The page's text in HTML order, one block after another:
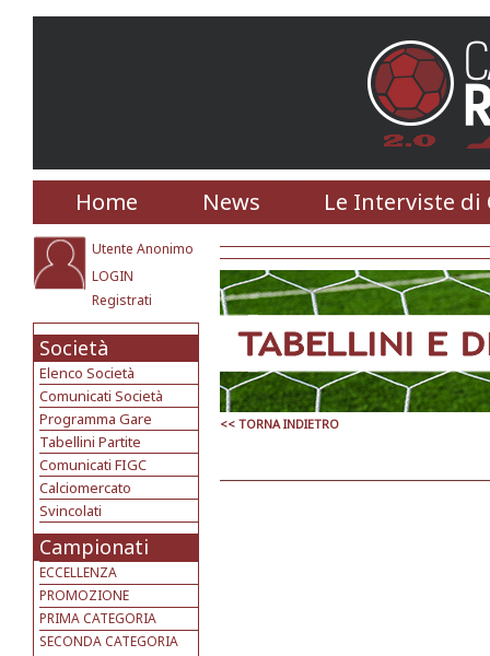
Home News Le Interviste di
Utente Anonimo
LOGIN
Registrati
Società
Elenco Società
Comunicati Società
Programma Gare
Tabellini Partite
Comunicati FIGC
Calciomercato
Svincolati
Campionati
ECCELLENZA
PROMOZIONE
PRIMA CATEGORIA
SECONDA CATEGORIA
<< TORNA INDIETRO